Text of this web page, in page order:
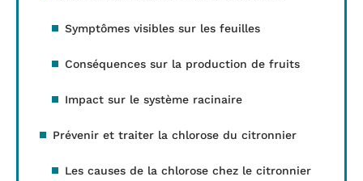
Symptômes visibles sur les feuilles
Conséquences sur la production de fruits
Impact sur le système racinaire
Prévenir et traiter la chlorose du citronnier
Les causes de la chlorose chez le citronnier